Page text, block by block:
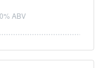
ABV